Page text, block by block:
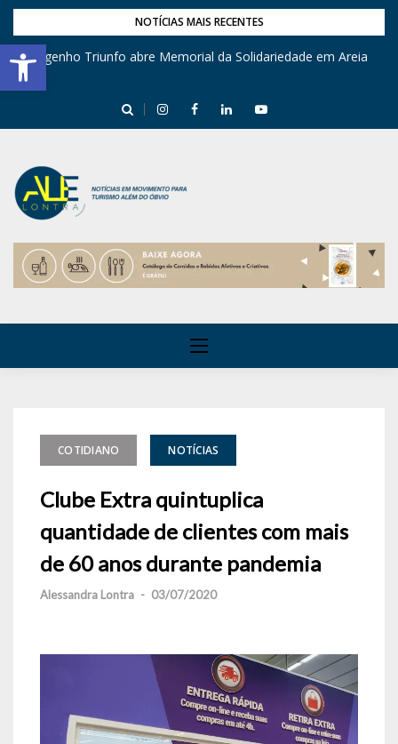
Barra de Ferramentas Aberta
NOTÍCIAS MAIS RECENTES
Engenho Triunfo abre Memorial da Solidariedade em Areia
COTIDIANO NOTÍCIAS
Clube Extra quintuplica
quantidade de clientes com mais
de 60 anos durante pandemia
Alessandra Lontra - 03/07/2020